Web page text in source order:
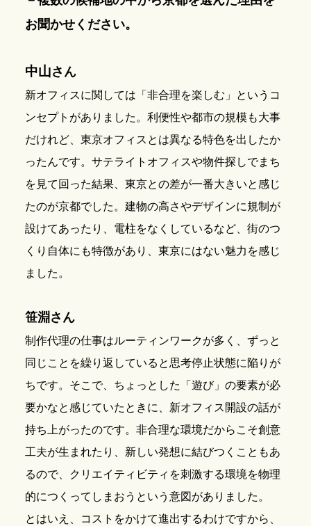
お聞かせください。
中山さん
新オフィスに関しては「非合理を楽しむ」というコ
ンセプトがありました。利便性や都市の規模も大事
だけれど、東京オフィスとは異なる特色を出したか
ったんです。サテライトオフィスや物件探しでまち
を見て回った結果、東京との差が一番大きいと感じ
たのが京都でした。建物の高さやデザインに規制が
設けてあったり、電柱をなくしているなど、街のつ
くり自体にも特徴があり、東京にはない魅力を感じ
ました。
笹淵さん
制作代理の仕事はルーティンワークが多く、ずっと
同じことを繰り返していると思考停止状態に陥りが
ちです。そこで、ちょっとした「遊び」の要素が必
要かなと感じていたときに、新オフィス開設の話が
持ち上がったのです。非合理な環境だからこそ創意
工夫が生まれたり、新しい発想に結びつくこともあ
るので、クリエイティビティを刺激する環境を物理
的につくってしまおうという意図がありました。
とはいえ、コストをかけて進出するわけですから、